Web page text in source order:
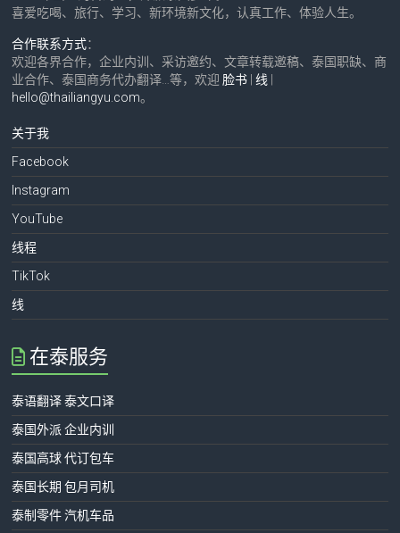
喜爱吃喝、旅行、学习、新环境新文化，认真工作、体验人生。
合作联系方式：
欢迎各界合作，企业内训、采访邀约、文章转载邀稿、泰国职缺、商
业合作、泰国商务代办翻译…等，欢迎脸书 |线
hello@thailiangyu.com。
关于我
Facebook
Instagram
YouTube
线程
TikTok
线
在泰服务
泰语翻译 泰文口译
泰国外派 企业内训
泰国高球 代订包车
泰国长期 包月司机
泰制零件 汽机车品